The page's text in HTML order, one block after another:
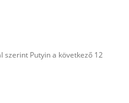
szerint Putyin a következő 12